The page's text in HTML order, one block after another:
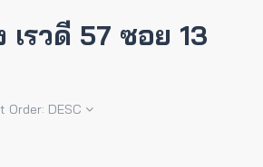
รวดี 57 ซอย 13
Order: DESC